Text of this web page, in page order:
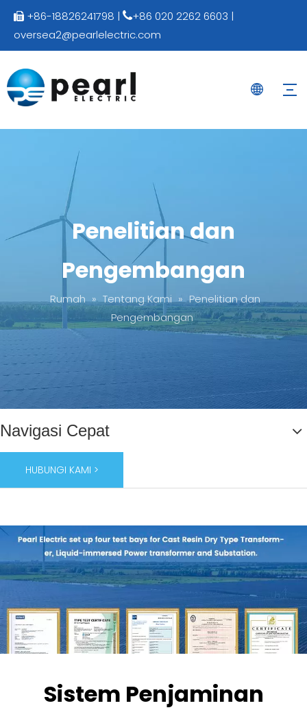
 +86-18826241798 | +86 020 2262 6603 |
oversea2@pearlelectric.com
Penelitian dan
Pengembangan
Rumah » Tentang Kami » Penelitian dan
Pengembangan
Navigasi Cepat
HUBUNGI KAMI >
Sistem Penjaminan